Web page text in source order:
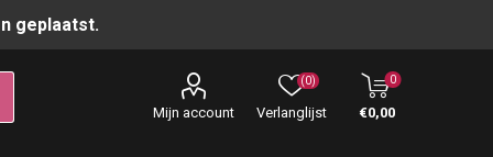
geplaatst.
Mijn account Verlanglijst
(0) 0
€0,00